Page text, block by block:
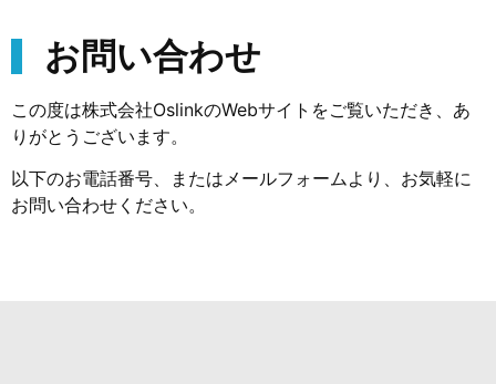
お問い合わせ
この度は株式会社OslinkのWebサイトをご覧いただき、あ
りがとうございます。
以下のお電話番号、またはメールフォームより、お気軽に
お問い合わせください。